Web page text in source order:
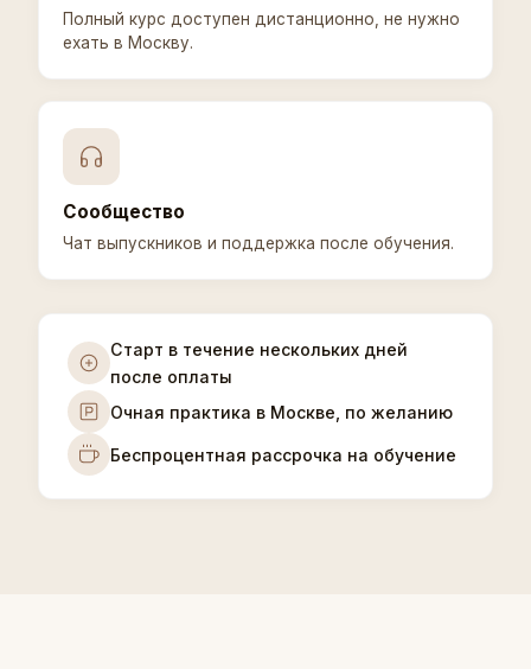
Полный курс доступен дистанционно, не нужно
ехать в Москву.
Сообщество
Чат выпускников и поддержка после обучения.
Старт в течение нескольких дней
после оплаты
Очная практика в Москве, по желанию
Беспроцентная рассрочка на обучение